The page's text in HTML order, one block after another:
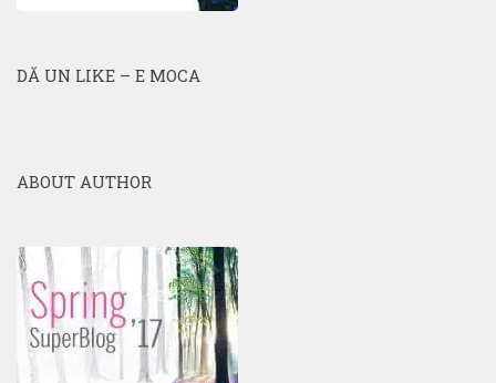
DĂ UN LIKE – E MOCA
ABOUT AUTHOR